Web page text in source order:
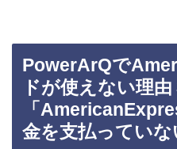
PowerArQで
ドが使えない理由
「
金を支払っていな